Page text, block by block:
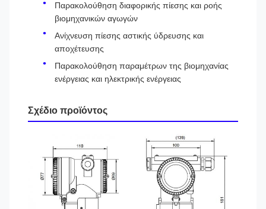
Παρακολούθηση διαφορικής πίεσης και ροής
βιομηχανικών αγωγών
Ανίχνευση πίεσης αστικής ύδρευσης και
αποχέτευσης
Παρακολούθηση παραμέτρων της βιομηχανίας
ενέργειας και ηλεκτρικής ενέργειας
Σχέδιο προϊόντος